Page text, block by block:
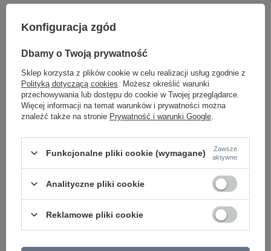
ZOBACZ RÓWNIEŻ
Konfiguracja zgód
Dbamy o Twoją prywatność
Sklep korzysta z plików cookie w celu realizacji usług zgodnie z
Polityką dotyczącą cookies . Możesz określić warunki
przechowywania lub dostępu do cookie w Twojej przeglądarce.
Więcej informacji na temat warunków i prywatności można
znaleźć także na stronie Prywatność i warunki Google
Funkcjonalne pliki cookie (wymagane)
Zawsze
aktywne
Analityczne pliki cookie
Reklamowe pliki cookie